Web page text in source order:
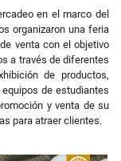
en el marco del
organizaron una feria
venta con el objetivo
a través de diferentes
de productos,
equipos de estudiantes
y venta de su
para atraer clientes.